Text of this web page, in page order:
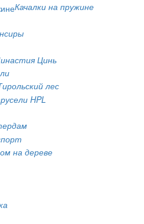
Качалки на пружине
Цинь
лес
HPL
на дереве